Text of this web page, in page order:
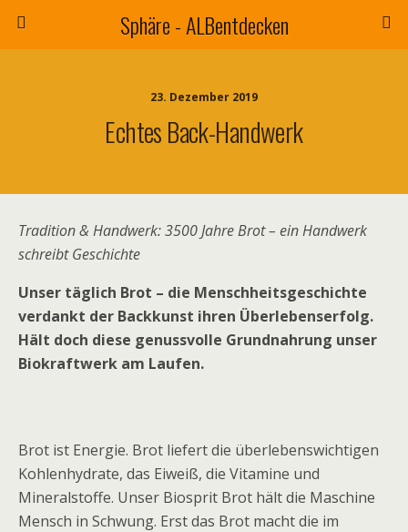
Sphäre - ALBentdecken
23. Dezember 2019
Echtes Back-Handwerk
Tradition & Handwerk: 3500 Jahre Brot – ein Handwerk
schreibt Geschichte
Unser täglich Brot – die Menschheitsgeschichte
verdankt der Backkunst ihren Überlebenserfolg.
Hält doch diese genussvolle Grundnahrung unser
Biokraftwerk am Laufen.
Brot ist Energie. Brot liefert die überlebenswichtigen
Kohlenhydrate, das Eiweiß, die Vitamine und
Mineralstoffe. Unser Biosprit Brot hält die Maschine
Mensch in Schwung. Erst das Brot macht die im